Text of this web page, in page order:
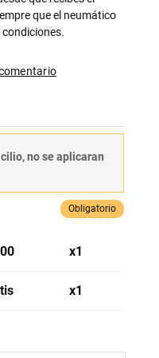
que el neumático
no se aplicaran
Obligatorio
x1
x1